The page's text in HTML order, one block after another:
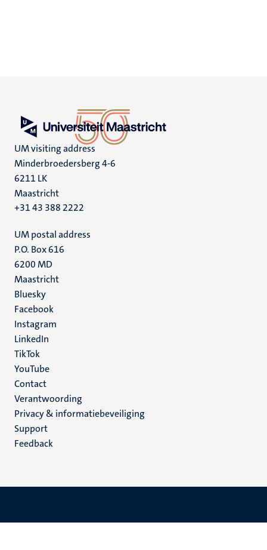
UM visiting address
Minderbroedersberg 4-6
6211 LK
Maastricht
+31 43 388 2222
UM postal address
P.O. Box 616
6200 MD
Maastricht
Social
media
Bluesky
Facebook
Instagram
LinkedIn
TikTok
YouTube
Menu
footer
(NL)
Contact
Verantwoording
Privacy & informatiebeveiliging
Support
Feedback